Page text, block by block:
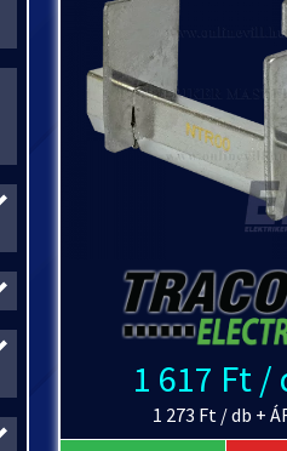
1 617 Ft /
1 273 Ft / db +